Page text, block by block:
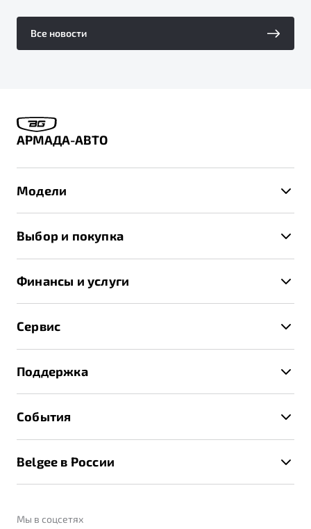
Все новости
АРМАДА-АВТО
Модели
X70
Выбор и покупка
Записаться на тест-драйв
Получить предложение
Финансы и услуги
Страхование
Расчет КАСКО
Сервис
Техническое обслуживание
Калькулятор ТО
Поддержка
Помощь на дорогах
Belgee Линк
События
Belgee в России
О дилерском центре
Мы в соцсетях